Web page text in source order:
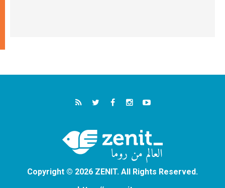
Copyright © 2026 ZENIT. All Rights Reserved.